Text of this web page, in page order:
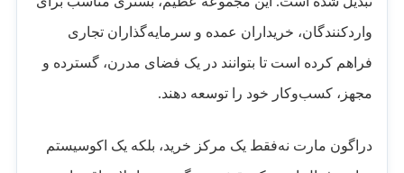
واردکنندگان، خریداران عمده و سرمایه‌گذاران تجاری
فراهم کرده است تا بتوانند در یک فضای مدرن، گسترده و
مجهز، کسب‌وکار خود را توسعه دهند.
دراگون مارت نه‌فقط یک مرکز خرید، بلکه یک اکوسیستم